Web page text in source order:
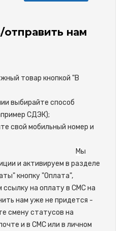
отправить нам
товар кнопкой "В
выбирайте способ
СДЭК);
свой мобильный номер и
Мы
и активируем в разделе
кнопку "Оплата",
ссылку на оплату в СМС на
нам уже не придется -
смену статусов на
и в СМС или в личном